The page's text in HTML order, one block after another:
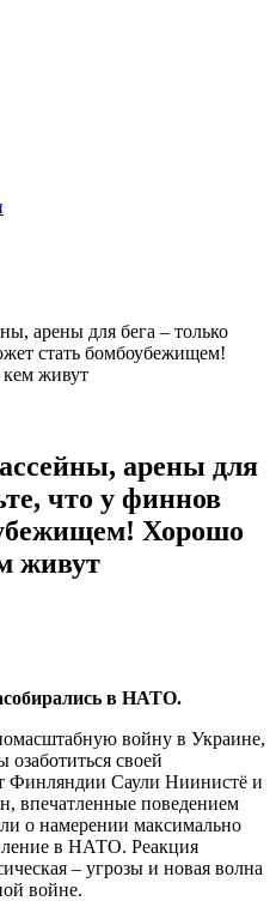
арены для бега – только
стать бомбоубежищем!
живут
арены для
что у финнов
Хорошо
живут
в НАТО.
войну в Украине,
озаботиться своей
Финляндии Саули Ниинистё и
впечатленные поведением
о намерении максимально
в НАТО. Реакция
– угрозы и новая волна
войне.